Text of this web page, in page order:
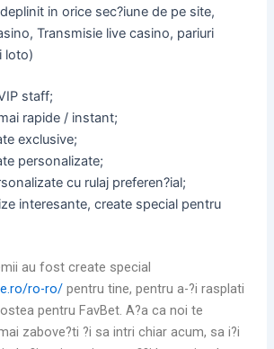
in orice sec?iune de pe site,
Transmisie live casino, pariuri
loto)
staff;
rapide / instant;
exclusive;
personalizate;
cu rulaj preferen?ial;
interesante, create special pentru
au fost create special
ro-ro/ pentru tine, pentru a-?i rasplati
pentru FavBet. A?a ca noi te
zabove?ti ?i sa intri chiar acum, sa i?i